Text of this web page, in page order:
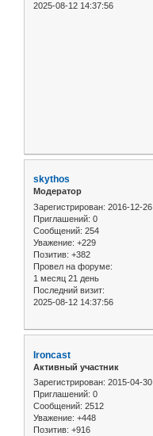
2025-08-12 14:37:56
skythos
Модератор
Зарегистрирован: 2016-12-26
Приглашений: 0
Сообщений: 254
Уважение: +229
Позитив: +382
Провел на форуме:
1 месяц 21 день
Последний визит:
2025-08-12 14:37:56
Ironcast
Активный участник
Зарегистрирован: 2015-04-30
Приглашений: 0
Сообщений: 2512
Уважение: +448
Позитив: +916